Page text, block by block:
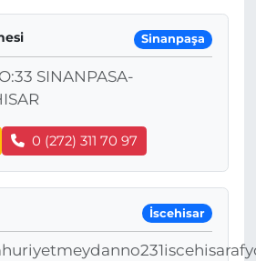
Sinanpaşa
SINANPASA-
0 (272) 311 70 97
İscehisar